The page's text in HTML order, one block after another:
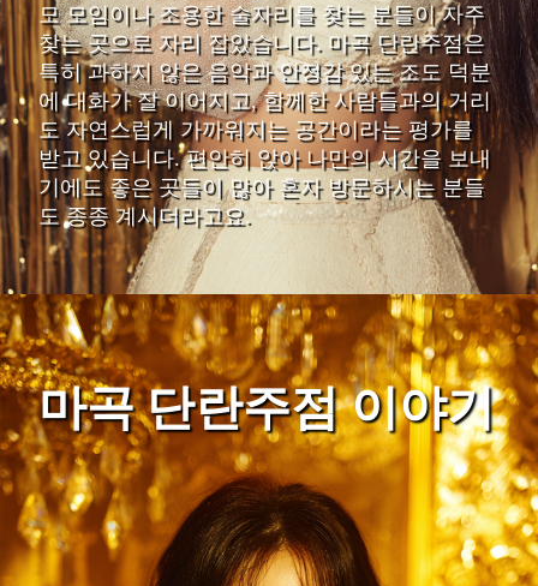
모 모임이나 조용한 술자리를 찾는 분들이 자주
찾는 곳으로 자리 잡았습니다. 마곡 단란주점은
특히 과하지 않은 음악과 안정감 있는 조도 덕분
에 대화가 잘 이어지고, 함께한 사람들과의 거리
도 자연스럽게 가까워지는 공간이라는 평가를
받고 있습니다. 편안히 앉아 나만의 시간을 보내
기에도 좋은 곳들이 많아 혼자 방문하시는 분들
도 종종 계시더라고요.
마곡 단란주점 이야기